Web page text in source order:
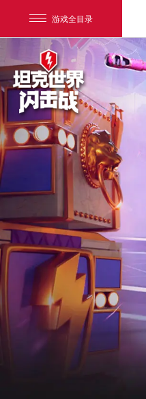
游戏全目录
游戏爱
我的足迹： 坦